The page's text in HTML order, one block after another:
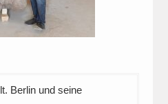
Berlin und seine